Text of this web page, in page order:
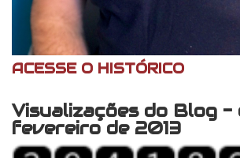
ACESSE O HISTÓRICO
Visualizações do Blog -
fevereiro de 2013